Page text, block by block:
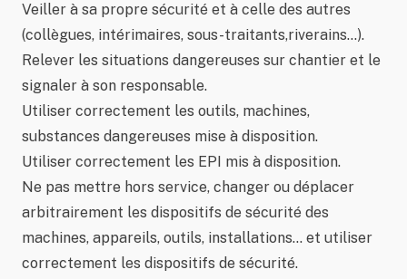
Veiller à sa propre sécurité et à celle des autres
(collègues, intérimaires, sous-traitants,riverains…).
Relever les situations dangereuses sur chantier et le
signaler à son responsable.
Utiliser correctement les outils, machines,
substances dangereuses mise à disposition.
Utiliser correctement les EPI mis à disposition.
Ne pas mettre hors service, changer ou déplacer
arbitrairement les dispositifs de sécurité des
machines, appareils, outils, installations… et utiliser
correctement les dispositifs de sécurité.